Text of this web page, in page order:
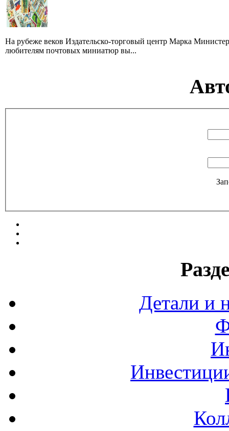
На рубеже веков Издательско-торговый центр Марка
любителям почтовых миниатюр вы...
Детали и